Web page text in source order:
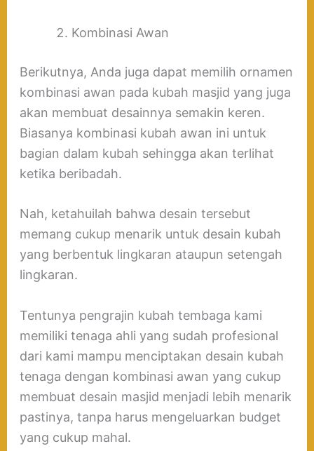
Kombinasi Awan
Berikutnya, Anda juga dapat memilih ornamen
kombinasi awan pada kubah masjid yang juga
akan membuat desainnya semakin keren.
Biasanya kombinasi kubah awan ini untuk
bagian dalam kubah sehingga akan terlihat
ketika beribadah.
Nah, ketahuilah bahwa desain tersebut
memang cukup menarik untuk desain kubah
yang berbentuk lingkaran ataupun setengah
lingkaran.
Tentunya pengrajin kubah tembaga kami
memiliki tenaga ahli yang sudah profesional
dari kami mampu menciptakan desain kubah
tenaga dengan kombinasi awan yang cukup
membuat desain masjid menjadi lebih menarik
pastinya, tanpa harus mengeluarkan budget
yang cukup mahal.